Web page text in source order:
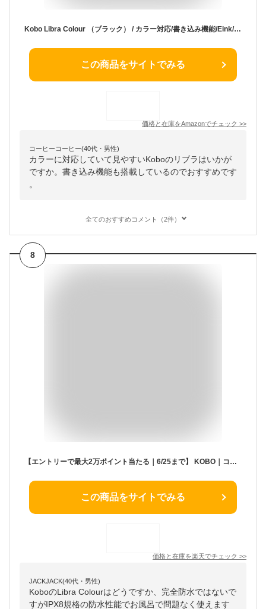
Kobo Libra Colour （ブラック） / カラー対応/書き込み機能/Eink/電子書籍リーダー / 32 GB/防水 / IPX8 / Wi-Fi/タッチスクリーン/タブレット/ComfortLight PRO
この商品をサイトでみる
価格と在庫をAmazonでチェック >>
コーヒーコーヒー(40代・男性)
カラーに対応していて見やすいKoboのリブラはいかが
ですか。書き込み機能も搭載しているのでおすすめです
。
全てのおすすめコメント（2件）
8
【エントリーで最大2万ポイント当たる｜6/25まで】 KOBO｜コボ 電子書籍リーダー Kobo Libra Colour ホワイト N428-KJ-WH-S-CK [7インチ /防水]
この商品をサイトでみる
価格と在庫を楽天でチェック >>
JACKJACK(40代・男性)
KoboのLibra Colourはどうですか、完全防水ではないで
すがIPX8規格の防水性能でお風呂で問題なく使えます